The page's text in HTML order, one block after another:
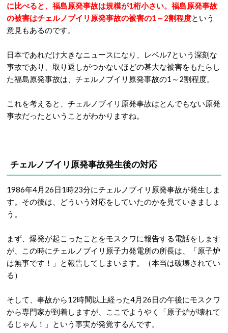
に比べると、福島原発事故は規模が1桁小さい。福島原発事故
の被害はチェルノブイリ原発事故の被害の1～2割程度という
意見もあるのです。
日本であれだけ大きなニュースになり、レベル7という深刻な
事故であり、取り返しがつかないほどの甚大な被害をもたらし
た福島原発事故は、チェルノブイリ原発事故の1～2割程度。
これを考えると、チェルノブイリ原発事故はとんでもない原発
事故だったということがわかりますね。
チェルノブイリ原発事故発生後の対応
1986年4月26日1時23分にチェルノブイリ原発事故が発生しま
す。その後は、どういう対応をしていたのかを見ていきましょ
う。
まず、爆発が起こったことをモスクワに報告する電話をします
が、この時にチェルノブイリ原子力発電所の所長は、「原子炉
は無事です！」と報告してしまいます。（本当は破壊されてい
る）
そして、事故から12時間以上経った4月26日の午後にモスクワ
から専門家が到着しますが、ここでようやく「原子炉が壊れて
るじゃん！」という事実が発覚するんです。